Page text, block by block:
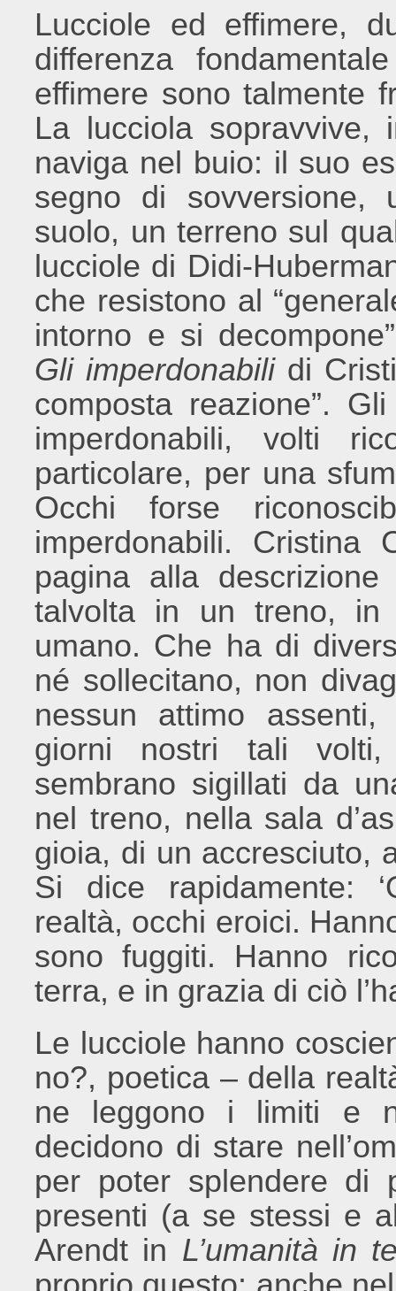
Lucciole ed effimere,
differenza
effimere sono talmente
La lucciola
naviga nel buio: il suo
segno di
suolo, un terreno sul
lucciole di Didi-
che resistono al
intorno e si
Gli imperdonabili di
composta reazione”.
imperdonabili, volti
particolare, per una
Occhi forse
imperdonabili. Cristina
pagina alla
talvolta in un treno, in
umano. Che ha di
né sollecitano, non
nessun attimo
giorni nostri tali
sembrano sigillati da
nel treno, nella sala
gioia, di un accresciuto,
Si dice rapidamente:
realtà, occhi eroici.
sono fuggiti. Hanno
terra, e in grazia di ciò
Le lucciole hanno
no?, poetica – della
ne leggono i limiti e
decidono di stare
per poter splendere di
presenti (a se stessi e
Arendt in L’umanità in